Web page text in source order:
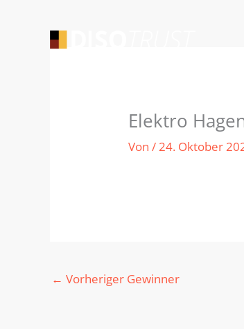
Elektro
Von/24. Oktober
← Vorheriger Gewinner